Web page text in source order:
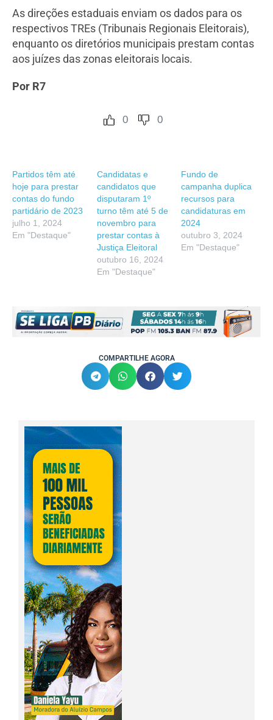
As direções estaduais enviam os dados para os
respectivos TREs (Tribunais Regionais Eleitorais),
enquanto os diretórios municipais prestam contas
aos juízes das zonas eleitorais locais.
Por R7
0 0
Partidos têm até
hoje para prestar
contas do fundo
partidário de 2023
julho 1, 2024
Em "Destaque"
Candidatas e
candidatos que
disputaram 1º
turno têm até 5 de
novembro para
prestar contas à
Justiça Eleitoral
outubro 16, 2024
Em "Destaque"
Fundo de
campanha duplica
recursos para
candidaturas em
2024
outubro 3, 2024
Em "Destaque"
COMPARTILHE AGORA